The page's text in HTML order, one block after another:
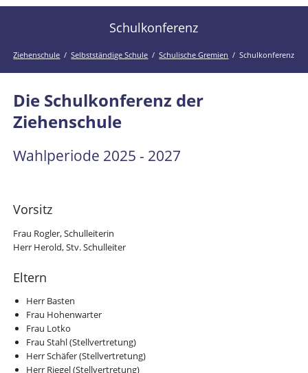
Ziehenschule
Schulkonferenz
Ziehenschule Selbstständige Schule Schulische Gremien Schulkonferenz
Die Schulkonferenz der
Ziehenschule
Wahlperiode 2025 - 2027
Vorsitz
Frau Rogler, Schulleiterin
Herr Herold, Stv. Schulleiter
Eltern
Herr Basten
Frau Hohenwarter
Frau Lotko
Frau Stahl (Stellvertretung)
Herr Schäfer (Stellvertretung)
Herr Riegel (Stellvertretung)